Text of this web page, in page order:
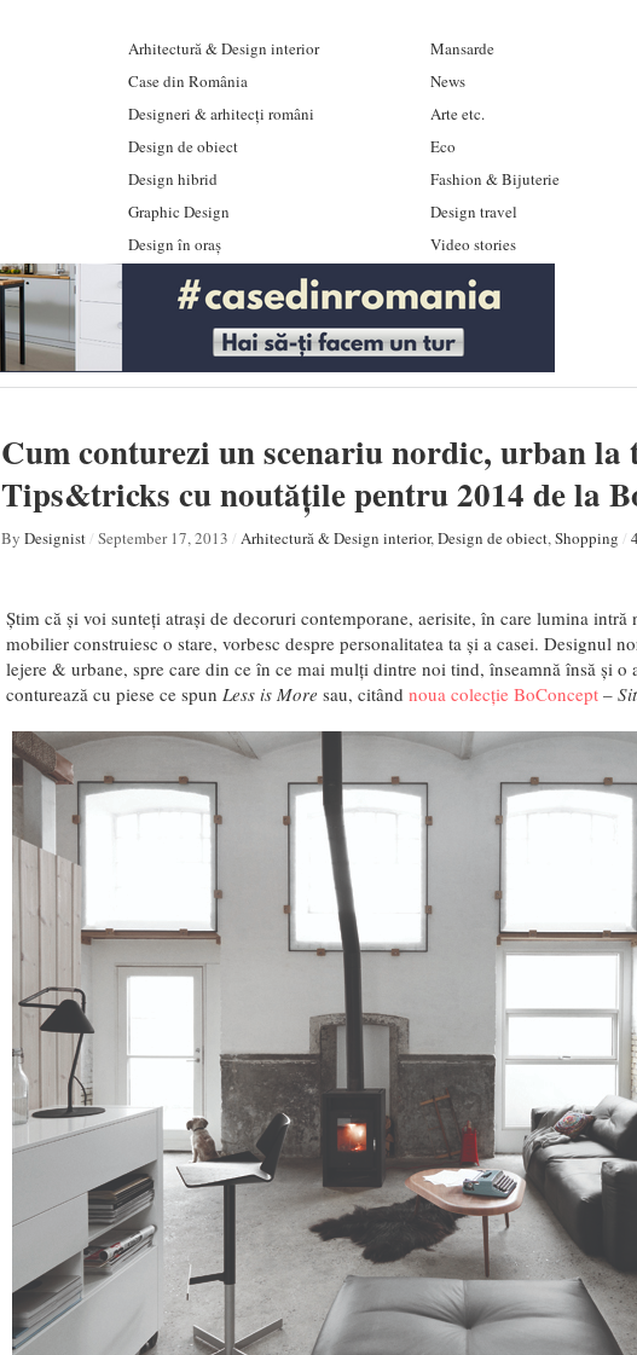
Arhitectură & Design interior
Case din România
Designeri & arhitecți români
Design de obiect
Design hibrid
Graphic Design
Design în oraș
Mansarde
News
Arte etc.
Eco
Fashion & Bijuterie
Design travel
Video stories
Cum conturezi un scenariu nordic, urban la
Tips&tricks cu noutățile pentru 2014 de la
By Designist/ September 17, 2013 / Arhitectură & Design interior,Design de obiect,Shopping /
Știm că și voi sunteți atrași de decoruri contemporane, aerisite, în care lumina intră
mobilier construiesc o stare, vorbesc despre personalitatea ta și a casei. Designul
lejere & urbane, spre care din ce în ce mai mulți dintre noi tind, înseamnă însă și o
conturează cu piese ce spun Less is More sau, citând noua colecție BoConcept–